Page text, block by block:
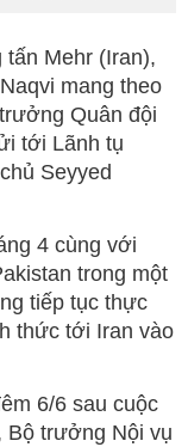
tấn Mehr (Iran),
mang theo
Quân đội
tới Lãnh tụ
Seyyed
4 cùng với
trong một
tiếp tục thực
thức tới Iran vào
6/6 sau cuộc
Bộ trưởng Nội vụ